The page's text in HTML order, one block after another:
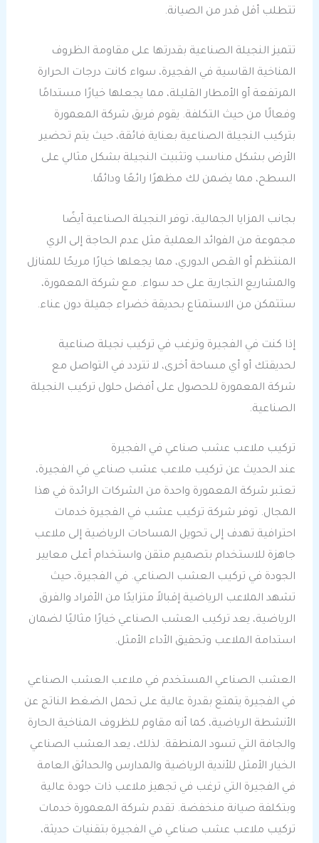
تتطلب أقل قدر من الصيانة.
تتميز النجيلة الصناعية بقدرتها على مقاومة الظروف
المناخية القاسية في الفجيرة، سواء كانت درجات الحرارة
المرتفعة أو الأمطار القليلة، مما يجعلها خيارًا مستدامًا
وفعالًا من حيث التكلفة. يقوم فريق شركة المعمورة
بتركيب النجيلة الصناعية بعناية فائقة، حيث يتم تحضير
الأرض بشكل مناسب وتثبيت النجيلة بشكل مثالي على
السطح، مما يضمن لك مظهرًا رائعًا ودائمًا.
بجانب المزايا الجمالية، توفر النجيلة الصناعية أيضًا
مجموعة من الفوائد العملية مثل عدم الحاجة إلى الري
المنتظم أو القص الدوري، مما يجعلها خيارًا مريحًا للمنازل
والمشاريع التجارية على حد سواء. مع شركة المعمورة،
ستتمكن من الاستمتاع بحديقة خضراء جميلة دون عناء.
إذا كنت في الفجيرة وترغب في تركيب نجيلة صناعية
لحديقتك أو أي مساحة أخرى، لا تتردد في التواصل مع
شركة المعمورة للحصول على أفضل حلول تركيب النجيلة
الصناعية.
تركيب ملاعب عشب صناعي في الفجيرة
عند الحديث عن تركيب ملاعب عشب صناعي في الفجيرة،
تعتبر شركة المعمورة واحدة من الشركات الرائدة في هذا
المجال. توفر شركة تركيب عشب في الفجيرة خدمات
احترافية تهدف إلى تحويل المساحات الرياضية إلى ملاعب
جاهزة للاستخدام بتصميم متقن واستخدام أعلى معايير
الجودة في تركيب العشب الصناعي. في الفجيرة، حيث
تشهد الملاعب الرياضية إقبالاً متزايدًا من الأفراد والفرق
الرياضية، يعد تركيب العشب الصناعي خيارًا مثاليًا لضمان
استدامة الملاعب وتحقيق الأداء الأمثل.
العشب الصناعي المستخدم في ملاعب العشب الصناعي
في الفجيرة يتمتع بقدرة عالية على تحمل الضغط الناتج عن
الأنشطة الرياضية، كما أنه مقاوم للظروف المناخية الحارة
والجافة التي تسود المنطقة. لذلك، يعد العشب الصناعي
الخيار الأمثل للأندية الرياضية والمدارس والحدائق العامة
في الفجيرة التي ترغب في تجهيز ملاعب ذات جودة عالية
وبتكلفة صيانة منخفضة. تقدم شركة المعمورة خدمات
تركيب ملاعب عشب صناعي في الفجيرة بتقنيات حديثة،